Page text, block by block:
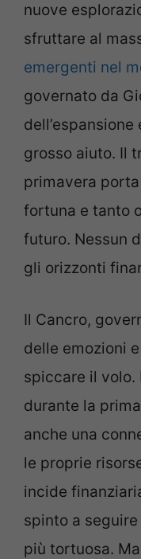
nuove
sfruttare al
emergenti nel
governato da
dell’espansione
grosso aiuto. Il
primavera porta
fortuna e tanto
futuro. Nessun
gli orizzonti
Il Cancro,
delle emozioni
spiccare il volo.
durante la
anche una
le proprie
incide
spinto a
più tortuosa.